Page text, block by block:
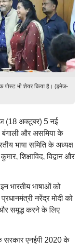
पोस्ट भी शेयर किया है। (इमेज-
(18 अक्टूबर) 5 नई
बंगाली और असमिया के
भाषा समिति के अध्यक्ष
शिक्षाविद, विद्वान और
भारतीय भाषाओं को
नरेंद्र मोदी को
और समृद्ध करने के लिए
सरकार एनईपी 2020 के